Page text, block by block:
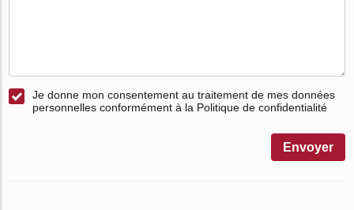
Je donne mon consentement au traitement de mes données
personnelles conformément à la Politique de confidentialité
Envoyer